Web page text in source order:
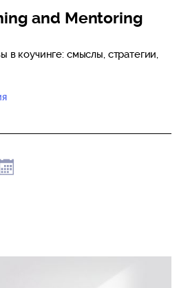
and Mentoring
в коучинге: смыслы, стратегии,